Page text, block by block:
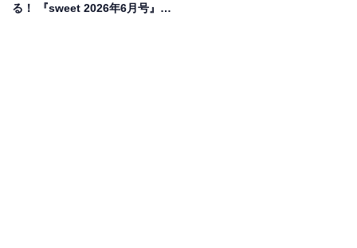
る！ 『sweet 2026年6月号』が